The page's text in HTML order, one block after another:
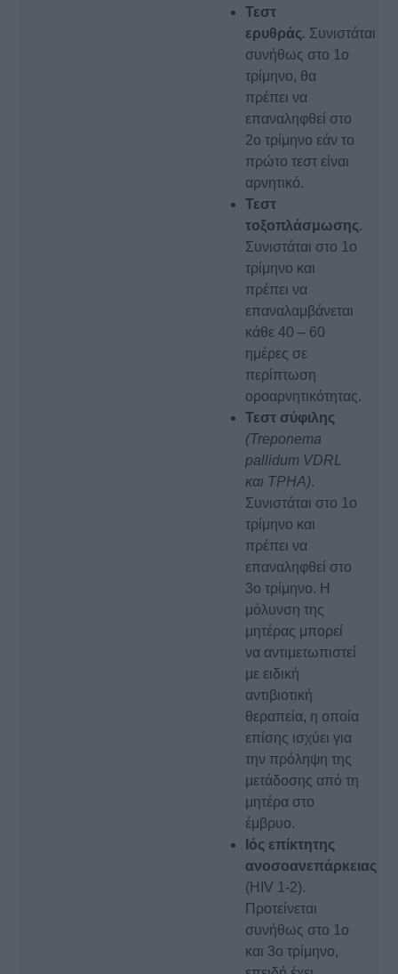
Τεστ
ερυθράς. Συνιστάται
συνήθως στο 1ο
τρίμηνο, θα
πρέπει να
επαναληφθεί στο
2ο τρίμηνο εάν το
πρώτο τεστ είναι
αρνητικό.
Τεστ
τοξοπλάσμωσης.
Συνιστάται στο 1ο
τρίμηνο και
πρέπει να
επαναλαμβάνεται
κάθε 40 – 60
ημέρες σε
περίπτωση
οροαρνητικότητας.
Τεστ σύφιλης
(Treponema
pallidum VDRL
και TPHA).
Συνιστάται στο 1ο
τρίμηνο και
πρέπει να
επαναληφθεί στο
3ο τρίμηνο. Η
μόλυνση της
μητέρας μπορεί
να αντιμετωπιστεί
με ειδική
αντιβιοτική
θεραπεία, η οποία
επίσης ισχύει για
την πρόληψη της
μετάδοσης από τη
μητέρα στο
έμβρυο.
Ιός επίκτητης
ανοσοανεπάρκειας
(HIV 1-2).
Προτείνεται
συνήθως στο 1ο
και 3ο τρίμηνο,